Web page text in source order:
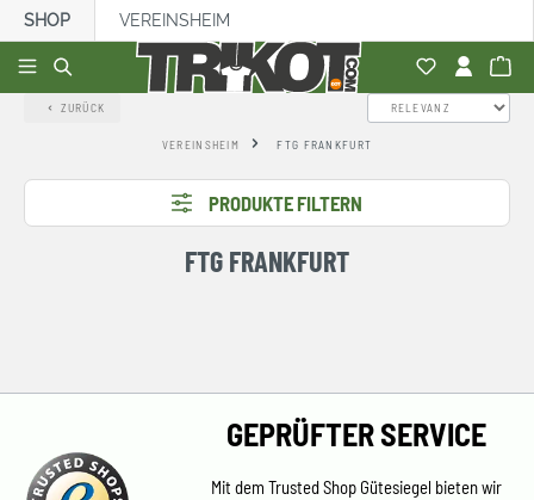
springen
SHOP VEREINSHEIM
ZURÜCK
VEREINSHEIM FTG FRANKFURT
PRODUKTE FILTERN
FTG FRANKFURT
GEPRÜFTER SERVICE
Mit dem Trusted Shop Gütesiegel bieten wir